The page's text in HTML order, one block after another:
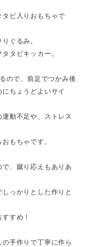
ビ入りおもちゃで
ぐるみ。
タビキッカー。
ので、前足でつかみ後
ちょうどよいサイ
動不足や、ストレス
もちゃです。
、蹴り応えもありあ
っかりとした作りと
すめ！
手作りで丁寧に作ら